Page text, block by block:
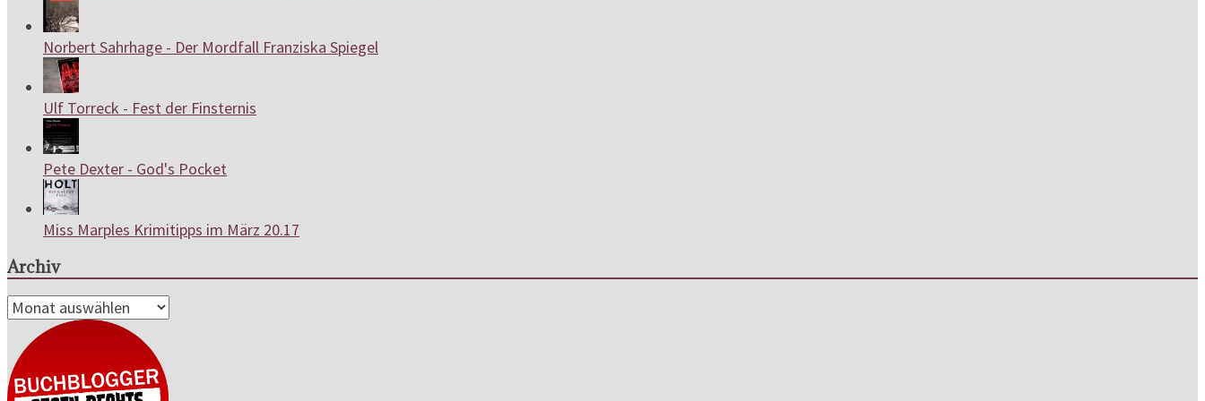
Norbert Sahrhage - Der Mordfall Franziska Spiegel
Ulf Torreck - Fest der Finsternis
Pete Dexter - God's Pocket
Miss Marples Krimitipps im März 20.17
Archiv
Archiv